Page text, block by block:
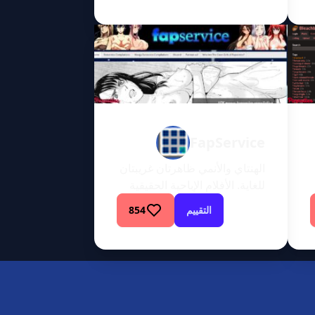
(حوالي 22%) من اليابان. وهو
من بين أفضل 100 موقع في
اليابان وأفضل 500 موقع على
مستوى العالم. ورغم تراجع
شعبيته على مر السنين، إلا أنه لا
[…]
FapService
رائعة أيضًا، ولكن في الهنتاي، لا
توجد حدود على الإطلاق. يمكنك
هناك صدور ضخمة بها ذكور بدلاً
التقييم 854